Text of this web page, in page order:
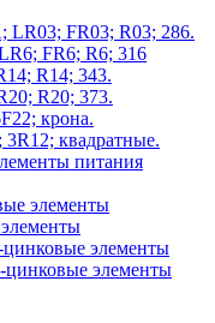
LR03; FR03; R03; 286.
FR6; R6; 316
R14; 343.
R20; 373.
крона.
3R12; квадратные.
питания
элементы
элементы
цинковые элементы